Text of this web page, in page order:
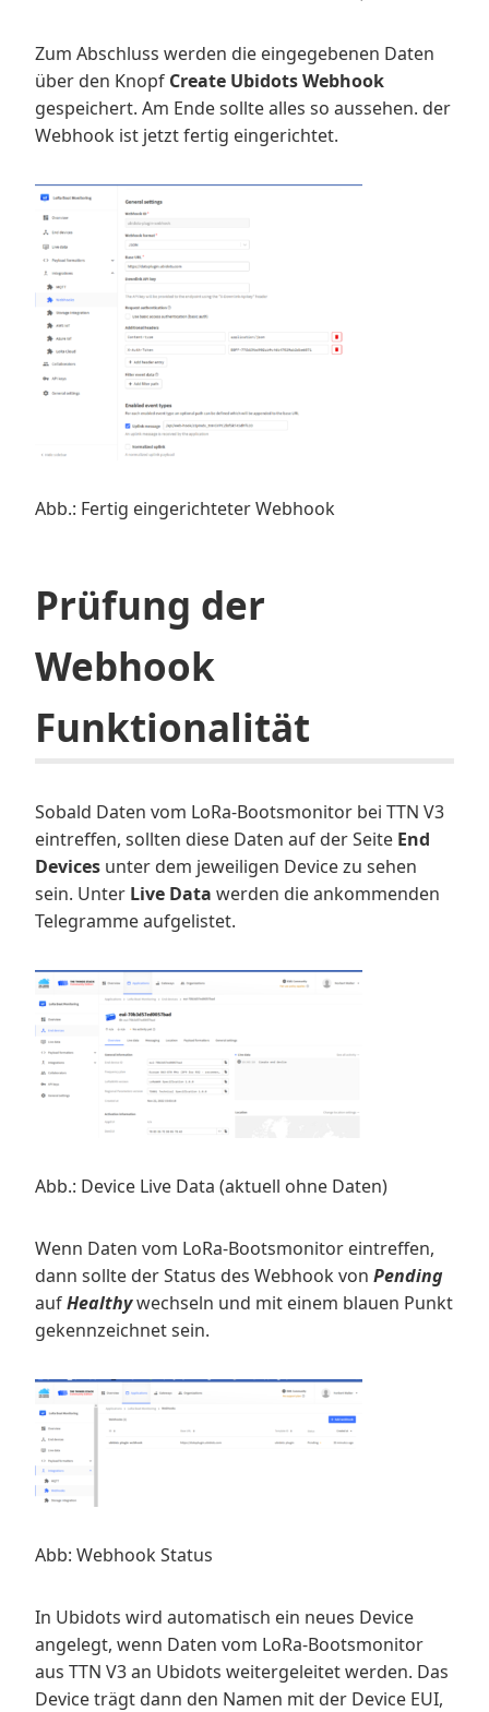
Zum Abschluss werden die eingegebenen Daten
über den Knopf Create Ubidots Webhook
gespeichert. Am Ende sollte alles so aussehen. der
Webhook ist jetzt fertig eingerichtet.
Abb.: Fertig eingerichteter Webhook
Prüfung der
Webhook
Funktionalität
Sobald Daten vom LoRa-Bootsmonitor bei TTN V3
eintreffen, sollten diese Daten auf der Seite End
Devices unter dem jeweiligen Device zu sehen
sein. Unter Live Data werden die ankommenden
Telegramme aufgelistet.
Abb.: Device Live Data (aktuell ohne Daten)
Wenn Daten vom LoRa-Bootsmonitor eintreffen,
dann sollte der Status des Webhook von Pending
aufHealthywechseln und mit einem blauen Punkt
gekennzeichnet sein.
Abb: Webhook Status
In Ubidots wird automatisch ein neues Device
angelegt, wenn Daten vom LoRa-Bootsmonitor
aus TTN V3 an Ubidots weitergeleitet werden. Das
Device trägt dann den Namen mit der Device EUI,